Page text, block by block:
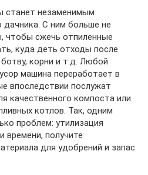
станет незаменимым
С ним больше не
чтобы сжечь отпиленные
куда деть отходы после
корни и т.д. Любой
машина переработает в
впоследствии послужат
качественного компоста или
котлов. Так, одним
проблем: утилизация
времени, получите
для удобрений и запас